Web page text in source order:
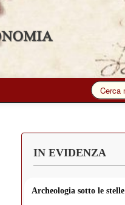
IN EVIDENZA
Archeologia sotto le stelle